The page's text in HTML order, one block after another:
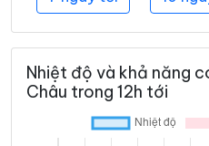
Nhiệt độ và khả năng
Châu trong 12h tới